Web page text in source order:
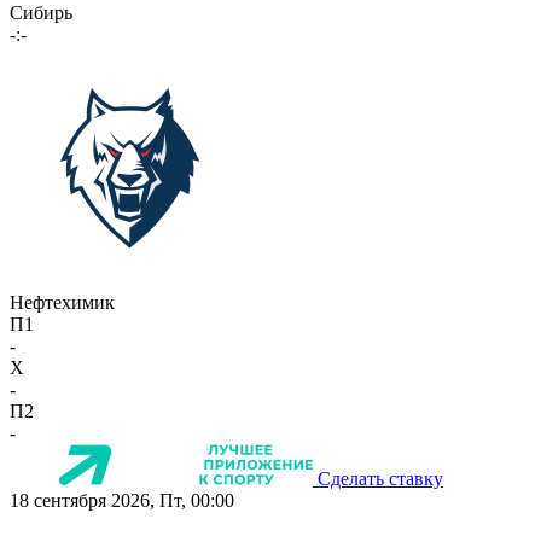
Сибирь
-:-
Нефтехимик
П1
-
X
-
П2
-
Сделать ставку
18 сентября 2026, Пт, 00:00